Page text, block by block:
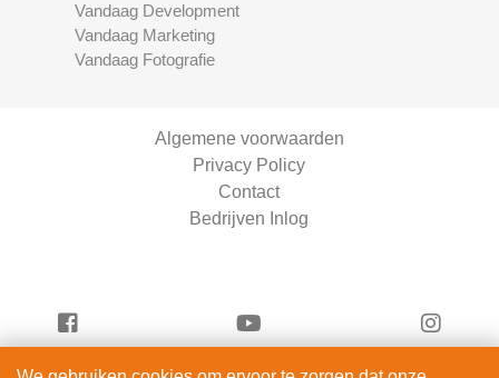
Vandaag Development
Vandaag Marketing
Vandaag Fotografie
Algemene voorwaarden
Privacy Policy
Contact
Bedrijven Inlog